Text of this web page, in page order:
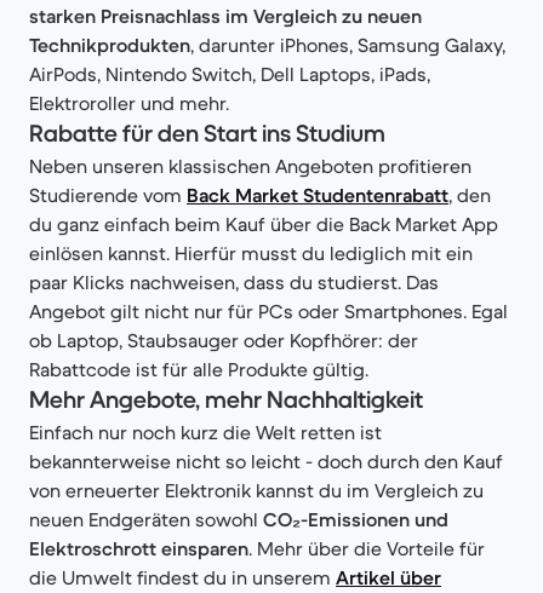
starken Preisnachlass im Vergleich zu neuen
Technikprodukten, darunter iPhones, Samsung Galaxy,
AirPods, Nintendo Switch, Dell Laptops, iPads,
Elektroroller und mehr.
Rabatte für den Start ins Studium
Neben unseren klassischen Angeboten profitieren
Studierende vom Back Market Studentenrabatt, den
du ganz einfach beim Kauf über die Back Market App
einlösen kannst. Hierfür musst du lediglich mit ein
paar Klicks nachweisen, dass du studierst. Das
Angebot gilt nicht nur für PCs oder Smartphones. Egal
ob Laptop, Staubsauger oder Kopfhörer: der
Rabattcode ist für alle Produkte gültig.
Mehr Angebote, mehr Nachhaltigkeit
Einfach nur noch kurz die Welt retten ist
bekannterweise nicht so leicht - doch durch den Kauf
von erneuerter Elektronik kannst du im Vergleich zu
neuen Endgeräten sowohl CO₂-Emissionen und
Elektroschrott einsparen. Mehr über die Vorteile für
die Umwelt findest du in unserem Artikel über